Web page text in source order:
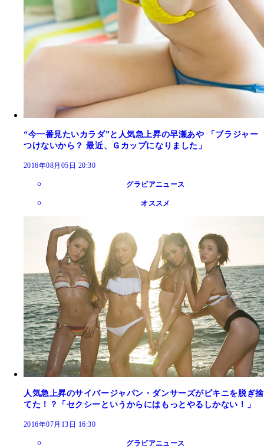
“今一番見たいカラダ”と人気急上昇の早瀬あや 「ブラジャー
つけないから？ 最近、Ｇカップになりました」
2016年08月05日 20:30
グラビアニュース
オススメ
人気急上昇のサイバージャパン・ダンサーズがビキニを脱ぎ捨
てた！？「セクシーというからにはもっとやるしかない！」
2016年07月13日 16:30
グラビアニュース